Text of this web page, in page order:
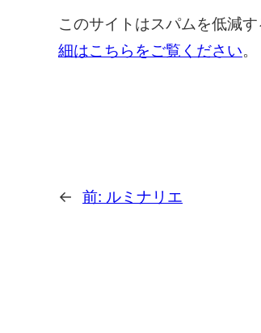
このサイトはスパムを低減
細はこちらをご覧ください。
← 前: ルミナリエ